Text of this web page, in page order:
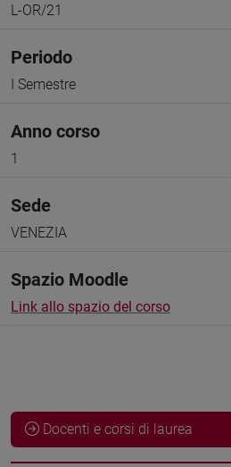
L-OR/21
Periodo
I Semestre
Anno corso
1
Sede
VENEZIA
Spazio Moodle
Link allo spazio del corso
Docenti e corsi di laurea